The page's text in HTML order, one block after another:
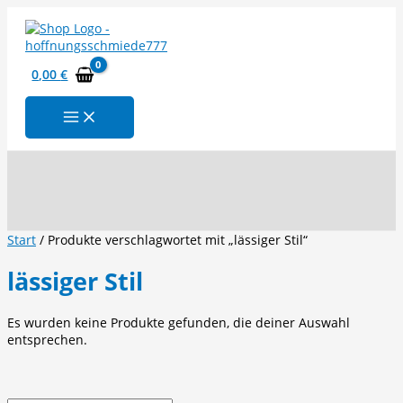
Inhalt
springen
0,00€
Start / Produkte verschlagwortet mit „lässiger Stil“
lässiger Stil
Es wurden keine Produkte gefunden, die deiner Auswahl
entsprechen.